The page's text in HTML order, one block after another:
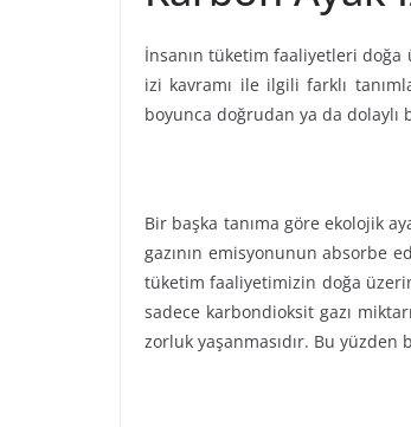
İnsanın tüketim faaliyetleri
izi kavramı ile ilgili farklı
boyunca doğrudan ya da
Bir başka tanıma göre ekolojik
gazının emisyonunun absorbe
tüketim faaliyetimizin doğa
sadece karbondioksit gazı
zorluk yaşanmasıdır. Bu